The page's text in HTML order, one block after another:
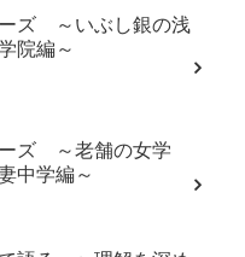
ズ ～いぶし銀の浅
院編～
ズ ～老舗の女学
中学編～